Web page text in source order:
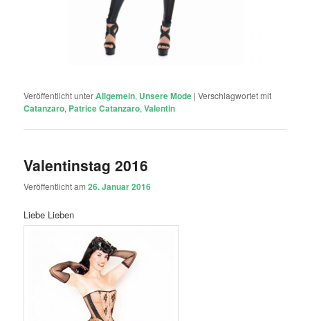
Veröffentlicht unterAllgemein, Unsere Mode |Verschlagwortet mit
Catanzaro, Patrice Catanzaro,Valentin
Valentinstag 2016
Veröffentlicht am26. Januar 2016
Liebe Lieben